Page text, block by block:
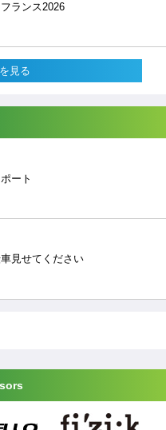
ランス2026
見る
ート
見せてください